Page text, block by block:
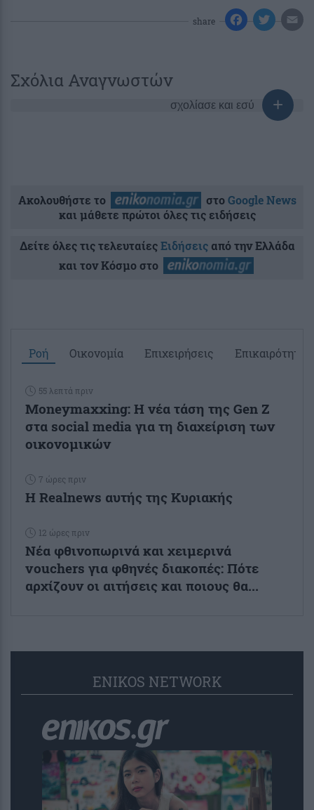
share
Σχόλια Αναγνωστών
σχολίασε και εσύ
Ακολουθήστε το στοGoogle News
και μάθετε πρώτοι όλες τις ειδήσεις
Δείτε όλες τις τελευταίεςΕιδήσειςαπό την Ελλάδα
και τον Κόσμο στο
Ροή Οικονομία Επιχειρήσεις Επικαιρότητα
55 λεπτά πριν
Moneymaxxing: Η νέα τάση της Gen Z
στα social media για τη διαχείριση των
οικονομικών
7 ώρες πριν
Η Realnews αυτής της Κυριακής
12 ώρες πριν
Νέα φθινοπωρινά και χειμερινά
vouchers για φθηνές διακοπές: Πότε
αρχίζουν οι αιτήσεις και ποιους θα...
ENIKOS NETWORK